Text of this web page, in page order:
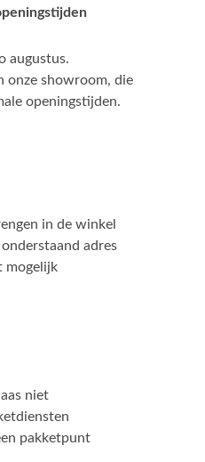
augustus.
onze showroom, die
openingstijden.
in de winkel
adres
mogelijk
niet
pakketpunt